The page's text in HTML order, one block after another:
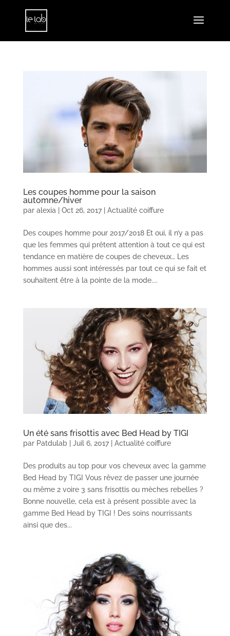
Les coupes homme pour la saison
automne/hiver
par alexia| Oct 26, 2017| Actualité coiffure
Des coupes homme pour 2017/2018 Et oui, il n’y a pas
que les femmes qui prêtent attention à tout ce qui est
tendance en matière de coupes de cheveux… Les
hommes aussi sont intéressés par tout ce qui se fait et
souhaitent être à la pointe de la mode....
Un été sans frisottis avec Bed Head by TIGI
par Patdulab| Juil 6, 2017| Actualité coiffure
Des produits au top pour vos cheveux avec la gamme
Bed Head by TIGI Vous rêvez de passer une journée
ou même 2 voire 3 sans frisottis ou mèches rebelles ?
Bonne nouvelle, cela est à présent possible avec la
gamme Bed Head by TIGI ! Des soins nourrissants
ainsi que des...